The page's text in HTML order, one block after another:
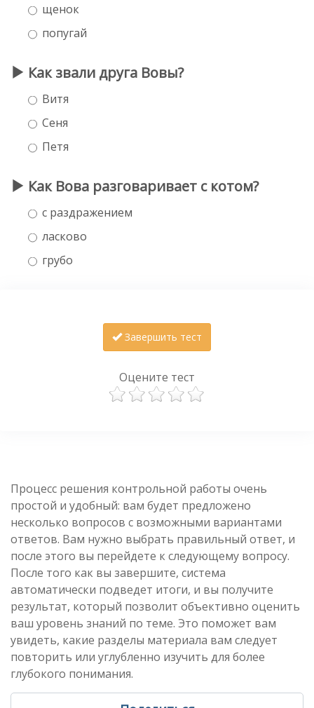
щенок
попугай
Как звали друга Вовы?
Витя
Сеня
Петя
Как Вова разговаривает с котом?
с раздражением
ласково
грубо
Завершить тест
Оцените тест
Процесс решения контрольной работы очень
простой и удобный: вам будет предложено
несколько вопросов с возможными вариантами
ответов. Вам нужно выбрать правильный ответ, и
после этого вы перейдете к следующему вопросу.
После того как вы завершите, система
автоматически подведет итоги, и вы получите
результат, который позволит объективно оценить
ваш уровень знаний по теме. Это поможет вам
увидеть, какие разделы материала вам следует
повторить или углубленно изучить для более
глубокого понимания.